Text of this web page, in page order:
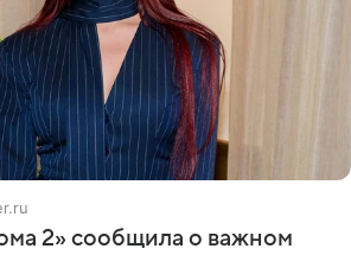
2» сообщила о важном